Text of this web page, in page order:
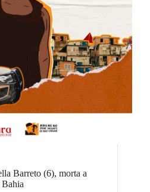
Barreto (6), morta a